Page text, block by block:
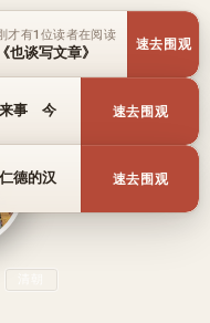
才有1位读者在阅读
《也谈写文章》 速去围观
来事 今
速去围观
德的汉
速去围观